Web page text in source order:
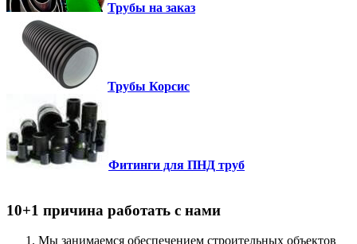
Трубы на заказ
Трубы Корсис
Фитинги для ПНД труб
10+1 причина работать с нами
Мы занимаемся обеспечением строительных объектов